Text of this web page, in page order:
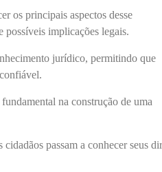
os principais aspectos desse
possíveis implicações legais.
jurídico, permitindo que
na construção de uma
passam a conhecer seus